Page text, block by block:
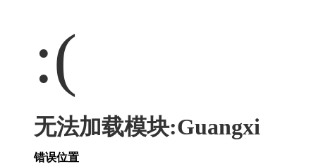
:(
无法加载模块:Guangxi
错误位置